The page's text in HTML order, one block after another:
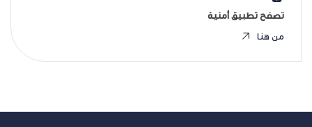
تصفح تطبيق أمنية
من هنا